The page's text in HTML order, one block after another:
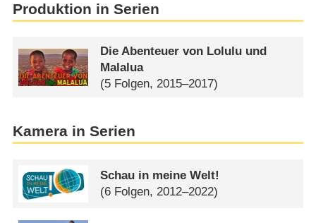
Produktion in Serien
Die Abenteuer von Lolulu und
Malalua
(5 Folgen, 2015–2017)
Kamera in Serien
Schau in meine Welt!
(6 Folgen, 2012–2022)